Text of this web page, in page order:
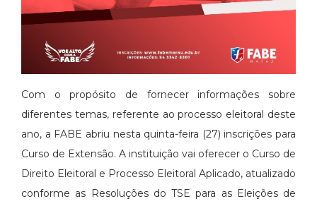
Com o propósito de fornecer informações sobre
diferentes temas, referente ao processo eleitoral deste
ano, a FABE abriu nesta quinta-feira (27) inscrições para
Curso de Extensão. A instituição vai oferecer o Curso de
Direito Eleitoral e Processo Eleitoral Aplicado, atualizado
conforme as Resoluções do TSE para as Eleições de